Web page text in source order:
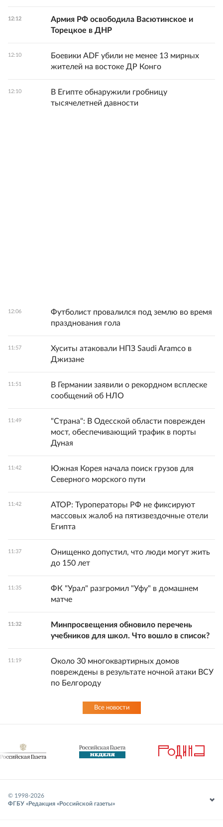
12:12
Армия РФ освободила Васютинское и
Торецкое в ДНР
12:10
Боевики ADF убили не менее 13 мирных
жителей на востоке ДР Конго
12:10
В Египте обнаружили гробницу
тысячелетней давности
12:06
Футболист провалился под землю во время
празднования гола
11:57
Хуситы атаковали НПЗ Saudi Aramco в
Джизане
11:51
В Германии заявили о рекордном всплеске
сообщений об НЛО
11:49
"Страна": В Одесской области поврежден
мост, обеспечивающий трафик в порты
Дуная
11:42
Южная Корея начала поиск грузов для
Северного морского пути
11:42
АТОР: Туроператоры РФ не фиксируют
массовых жалоб на пятизвездочные отели
Египта
11:37
Онищенко допустил, что люди могут жить
до 150 лет
11:35
ФК "Урал" разгромил "Уфу" в домашнем
матче
11:32
Минпросвещения обновило перечень
учебников для школ. Что вошло в список?
11:19
Около 30 многоквартирных домов
повреждены в результате ночной атаки ВСУ
по Белгороду
Все новости
© 1998-2026
ФГБУ «Редакция «Российской газеты»